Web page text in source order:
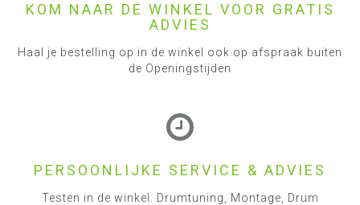
KOM NAAR DE WINKEL VOOR GRATIS
ADVIES
Haal je bestelling op in de winkel ook op afspraak buiten
de Openingstijden
PERSOONLIJKE SERVICE & ADVIES
Testen in de winkel. Drumtuning, Montage, Drum